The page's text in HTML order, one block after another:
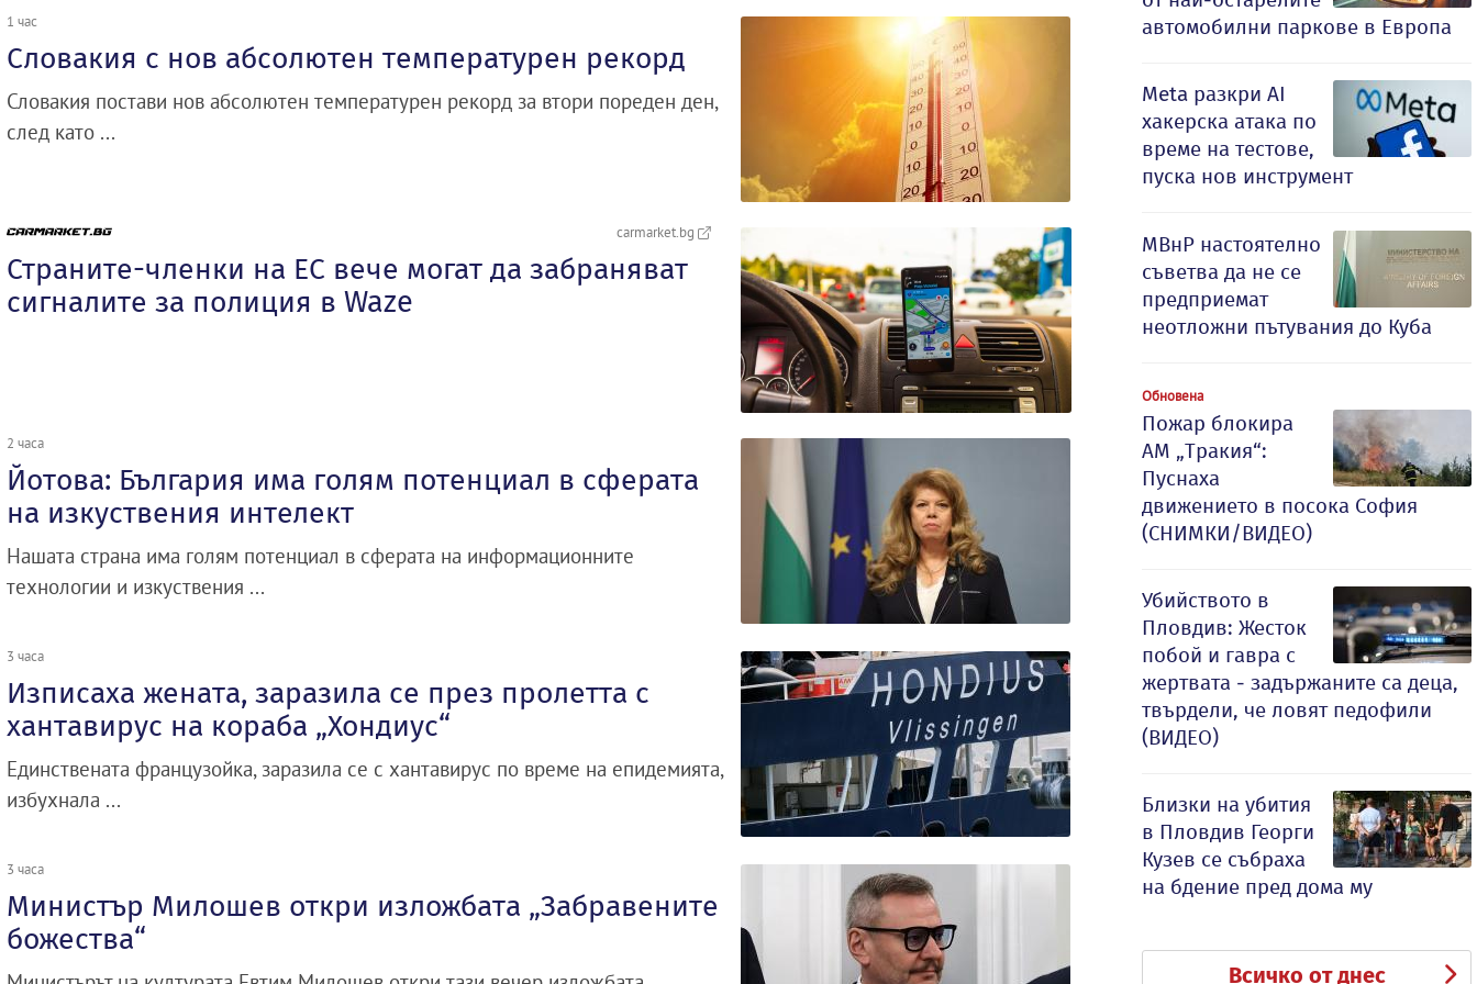
1 час
Словакия с нов абсолютен температурен рекорд
Словакия постави нов абсолютен температурен рекорд за втори пореден ден,
след като ...
carmarket.bg
Страните-членки на ЕС вече могат да забраняват
сигналите за полиция в Waze
2 часа
Йотова: България има голям потенциал в сферата
на изкуствения интелект
Нашата страна има голям потенциал в сферата на информационните
технологии и изкуствения ...
3 часа
Изписаха жената, заразила се през пролетта с
хантавирус на кораба „Хондиус“
Единствената французойка, заразила се с хантавирус по време на епидемията,
избухнала ...
3 часа
Министър Милошев откри изложбата „Забравените
божества“
автомобилни паркове в Европа
Meta разкри AI
хакерска атака по
време на тестове,
пуска нов инструмент
МВнР настоятелно
съветва да не се
предприемат
неотложни пътувания до Куба
Обновена
Пожар блокира
АМ „Тракия“:
Пуснаха
движението в посока София
(СНИМКИ/ВИДЕО)
Убийството в
Пловдив: Жесток
побой и гавра с
жертвата - задържаните са деца,
твърдели, че ловят педофили
(ВИДЕО)
Близки на убития
в Пловдив Георги
Кузев се събраха
на бдение пред дома му
Всичко от днес